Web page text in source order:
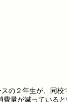
の２年生が、同校
量が減っている